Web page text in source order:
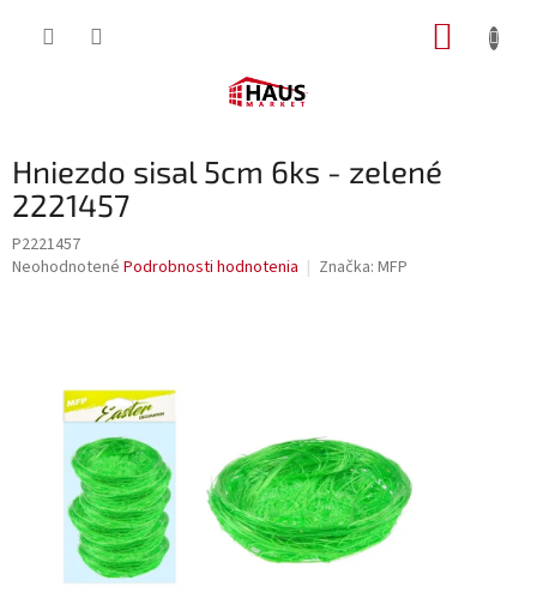
Hniezdo sisal 5cm 6ks - zelené
2221457
P2221457
Priemerné
hviezdičiek.
Neohodnotené Podrobnosti hodnotenia Značka: MFP